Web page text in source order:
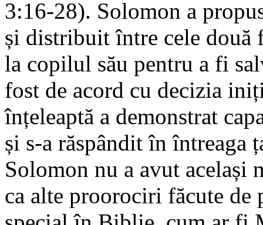
3:16-28). Solomon a
și distribuit între cele două
la copilul său pentru a fi
fost de acord cu decizia
înțeleaptă a demonstrat
și s-a răspândit în întreaga
Solomon nu a avut același
ca alte proorociri făcute